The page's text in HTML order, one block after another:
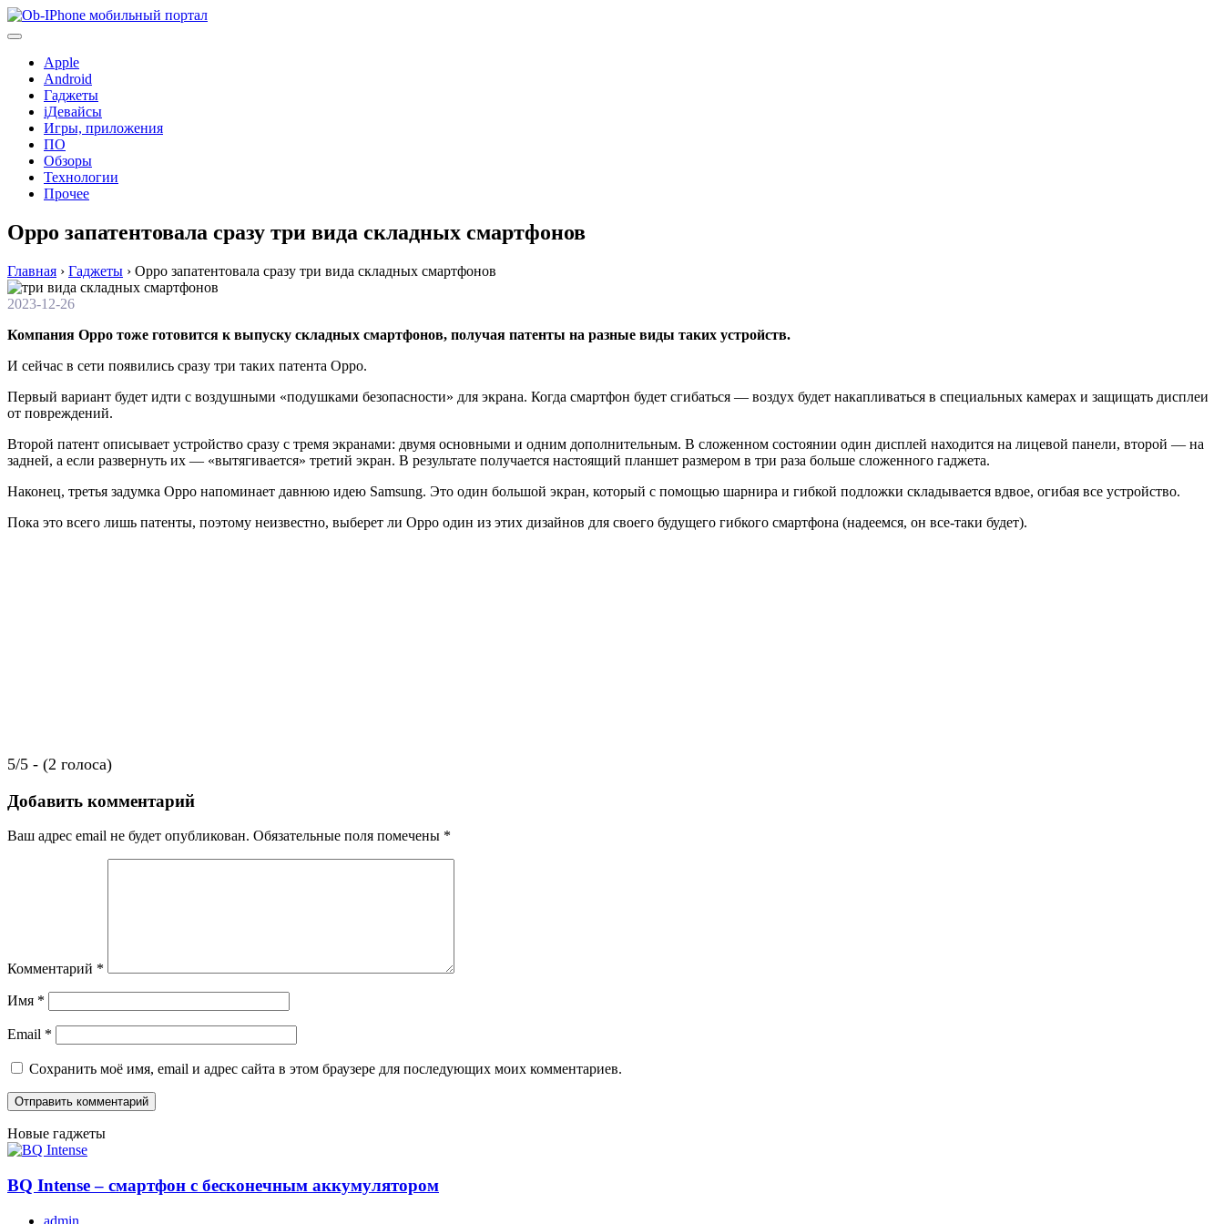
Перейти
к
Apple
Android
Гаджеты
iДевайсы
Игры, приложения
ПО
Обзоры
Технологии
Прочее
Oppo запатентовала сразу три вида складных смартфонов
Главная › Гаджеты › Oppo запатентовала сразу три вида складных смартфонов
2023-12-26
Компания Oppo тоже готовится к выпуску складных смартфонов, получая патенты на разные виды таких устройств.
И сейчас в сети появились сразу три таких патента Oppo.
Первый вариант будет идти с воздушными «подушками безопасности» для экрана. Когда смартфон будет сгибаться — воздух будет накапливаться в специальных камерах и защищать дисплеи
от повреждений.
Второй патент описывает устройство сразу с тремя экранами: двумя основными и одним дополнительным. В сложенном состоянии один дисплей находится на лицевой панели, второй — на
задней, а если развернуть их — «вытягивается» третий экран. В результате получается настоящий планшет размером в три раза больше сложенного гаджета.
Наконец, третья задумка Oppo напоминает давнюю идею Samsung. Это один большой экран, который с помощью шарнира и гибкой подложки складывается вдвое, огибая все устройство.
Пока это всего лишь патенты, поэтому неизвестно, выберет ли Oppo один из этих дизайнов для своего будущего гибкого смартфона (надеемся, он все-таки будет).
5/5 - (2 голоса)
Добавить комментарий
Ваш адрес email не будет опубликован. Обязательные поля помечены *
Комментарий *
Имя *
Email *
Сохранить моё имя, email и адрес сайта в этом браузере для последующих моих комментариев.
Новые гаджеты
BQ Intense – смартфон с бесконечным аккумулятором
admin